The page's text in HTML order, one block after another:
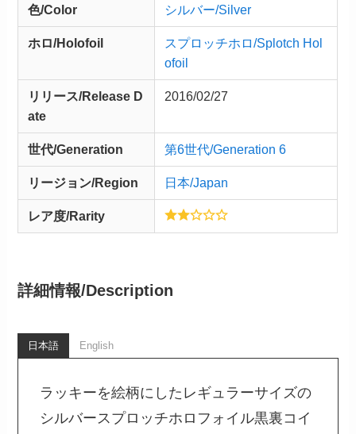
色/Color シルバー/Silver
ホロ/Holofoil
スプロッチホロ/Splotch Hol
ofoil
リリース/Release D
ate
2016/02/27
世代/Generation 第6世代/Generation 6
リージョン/Region 日本/Japan
レア度/Rarity
詳細情報/Description
日本語 English
ラッキーを絵柄にしたレギュラーサイズの
シルバースプロッチホロフォイル黒裏コイ